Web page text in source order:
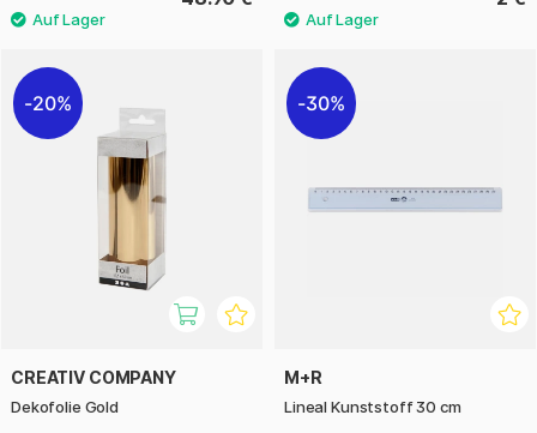
20%
CREATIV COMPANY
Dekofolie Gold
30%
M+R
Lineal Kunststoff 30 cm